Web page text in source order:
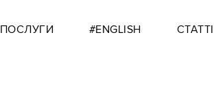
ПОСЛУГИ #ENGLISH СТАТТІ